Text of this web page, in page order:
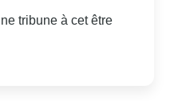
tribune à cet être